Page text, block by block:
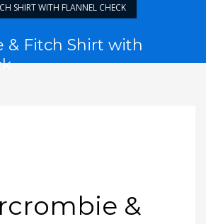
SHIRT WITH FLANNEL CHECK
& Fitch Shirt with
&